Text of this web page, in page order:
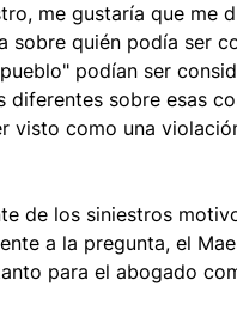
me gustaría que me
sobre quién podía ser
podían ser
sobre esas
visto como una
de los siniestros
a la pregunta, el
para el abogado